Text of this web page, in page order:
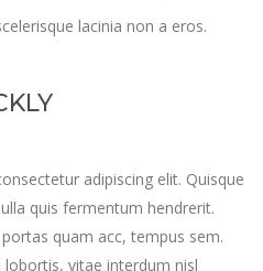
lacinia non a eros.
adipiscing elit. Quisque
quis fermentum hendrerit.
quam acc, tempus sem.
vitae interdum nisl